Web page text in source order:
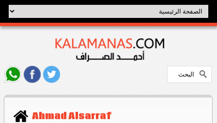
Ahmad Alsarraf